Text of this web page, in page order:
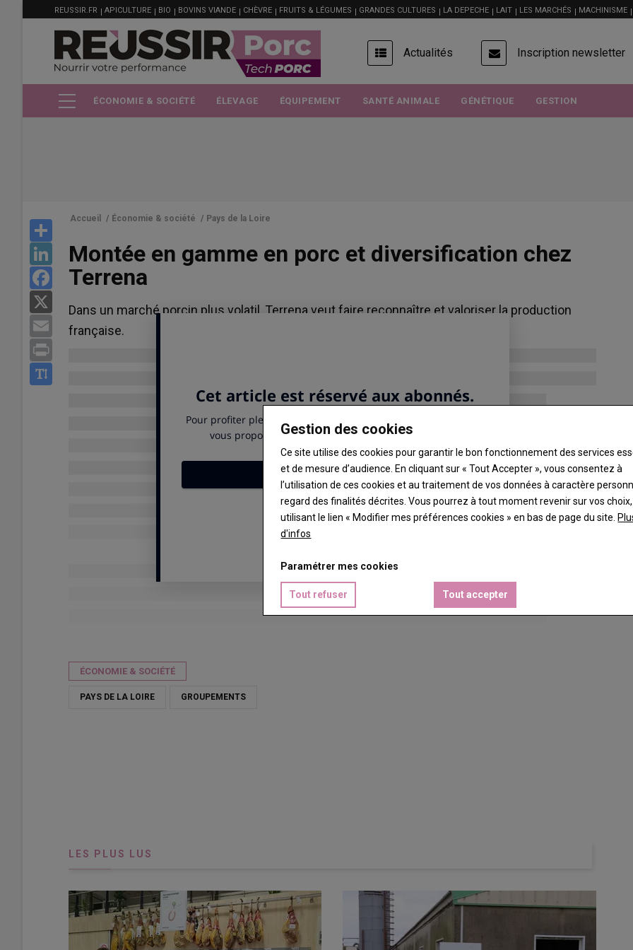
principal
MENU
FILIÈRE
REUSSIR.FR APICULTURE BIO BOVINS VIANDE CHÈVRE FRUITS & LÉGUMES GRANDES CULTURES LA DEPECHE LAIT LES MARCHÉS MACHINISME
USER
ACCOUNT
MENU
Actualités Inscription newsletter
ÉCONOMIE & SOCIÉTÉ ÉLEVAGE ÉQUIPEMENT SANTÉ ANIMALE GÉNÉTIQUE GESTION
LinkedIn
Facebook
Email
Accueil / Économie & société / Pays de la Loire
Montée en gamme en porc et diversification chez
Terrena
Dans un marché porcin plus volatil, Terrena veut faire reconnaître et valoriser la production
française.
ÉCONOMIE & SOCIÉTÉ
PAYS DE LA LOIRE GROUPEMENTS
LES PLUS LUS
Gestion des cookies
Ce site utilise des cookies pour garantir le bon fonctionnement des services
et de mesure d’audience. En cliquant sur « Tout Accepter », vous consentez à
l’utilisation de ces cookies et au traitement de vos données à caractère
regard des finalités décrites. Vous pourrez à tout moment revenir sur vos
utilisant le lien « Modifier mes préférences cookies » en bas de page du site.
d'infos
Paramétrer mes cookies
Tout refuser Tout accepter